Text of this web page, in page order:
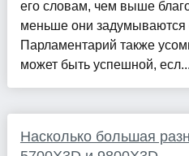
его словам, чем выше
меньше они задумываются
Парламентарий также
может быть успешной, есл...
Насколько большая